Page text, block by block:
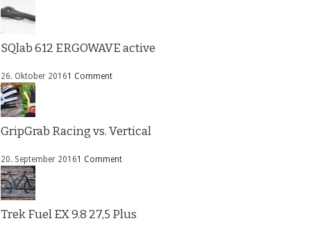
SQlab 612 ERGOWAVE active
26. Oktober 20161 Comment
GripGrab Racing vs. Vertical
20. September 20161 Comment
Trek Fuel EX 9.8 27,5 Plus